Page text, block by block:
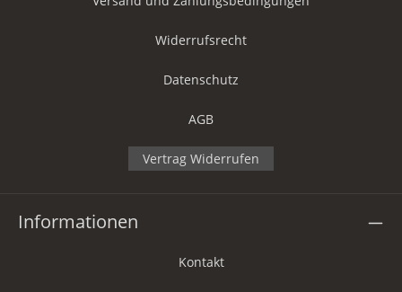
Widerrufsrecht
Datenschutz
AGB
Vertrag Widerrufen
Informationen
Kontakt